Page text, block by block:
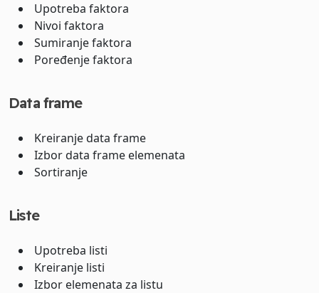
Upotreba faktora
Nivoi faktora
Sumiranje faktora
Poređenje faktora
Data frame
Kreiranje data frame
Izbor data frame elemenata
Sortiranje
Liste
Upotreba listi
Kreiranje listi
Izbor elemenata za listu